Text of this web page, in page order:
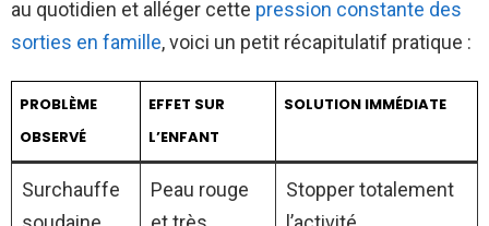
au quotidien et alléger cette pression constante des
sorties en famille, voici un petit récapitulatif pratique :
PROBLÈME
OBSERVÉ
EFFET SUR
L’ENFANT
SOLUTION IMMÉDIATE
Surchauffe
Peau rouge
Stopper totalement